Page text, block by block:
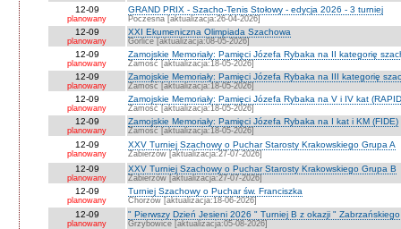
12-09
planowany
GRAND PRIX - Szacho-Tenis Stołowy - edycja 2026 - 3 turniej
Poczesna [aktualizacja:26-04-2026]
12-09
planowany
XXI Ekumeniczna Olimpiada Szachowa
Gorlice [aktualizacja:08-05-2026]
12-09
planowany
Zamojskie Memoriały: Pamięci Józefa Rybaka na II kategorię
Zamość [aktualizacja:18-05-2026]
12-09
planowany
Zamojskie Memoriały: Pamięci Józefa Rybaka na III kategorię
Zamość [aktualizacja:18-05-2026]
12-09
planowany
Zamojskie Memoriały: Pamięci Józefa Rybaka na V i IV kat
Zamość [aktualizacja:18-05-2026]
12-09
planowany
Zamojskie Memoriały: Pamięci Józefa Rybaka na I kat i KM (FIDE)
Zamość [aktualizacja:18-05-2026]
12-09
planowany
XXV Turniej Szachowy o Puchar Starosty Krakowskiego Grupa A
Zabierzów [aktualizacja:27-07-2026]
12-09
planowany
XXV Turniej Szachowy o Puchar Starosty Krakowskiego Grupa B
Zabierzów [aktualizacja:27-07-2026]
12-09
planowany
Turniej Szachowy o Puchar św. Franciszka
Chorzów [aktualizacja:18-06-2026]
12-09
planowany
" Pierwszy Dzień Jesieni 2026 " Turniej B z okazji "
Grzybowice [aktualizacja:05-08-2026]